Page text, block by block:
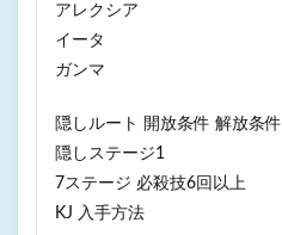
アレクシア
イータ
ガンマ
隠しルート 開放条件 解放条件
隠しステージ1
7ステージ 必殺技6回以上
KJ 入手方法